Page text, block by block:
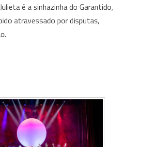
é a sinhazinha do Garantido,
atravessado por disputas,